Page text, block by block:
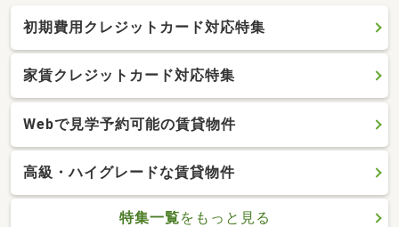
初期費用クレジットカード対応特集
家賃クレジットカード対応特集
Webで見学予約可能の賃貸物件
高級・ハイグレードな賃貸物件
特集一覧をもっと見る